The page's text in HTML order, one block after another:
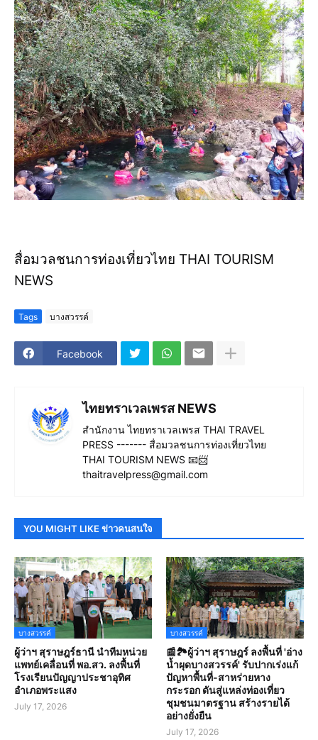
สื่อมวลชนการท่องเที่ยวไทย THAI TOURISM
NEWS
Tags บางสวรรค์
Facebook
ไทยทราเวลเพรส NEWS
สำนักงาน ไทยทราเวลเพรส THAI TRAVEL
PRESS ------- สื่อมวลชนการท่องเที่ยวไทย
THAI TOURISM NEWS 📧📨
thaitravelpress@gmail.com
YOU MIGHT LIKE ข่าวคนสนใจ
บางสวรรค์
ผู้ว่าฯ สุราษฎร์ธานี นำทีมหน่วย
แพทย์เคลื่อนที่ พอ.สว. ลงพื้นที่
โรงเรียนปัญญาประชาอุทิศ
อำเภอพระแสง
July 17, 2026
บางสวรรค์
📰🏞️ผู้ว่าฯ สุราษฎร์ ลงพื้นที่ 'อ่าง
น้ำผุดบางสวรรค์' รับปากเร่งแก้
ปัญหาพื้นที่-สาหร่ายหาง
กระรอก ดันสู่แหล่งท่องเที่ยว
ชุมชนมาตรฐาน สร้างรายได้
อย่างยั่งยืน
July 17, 2026